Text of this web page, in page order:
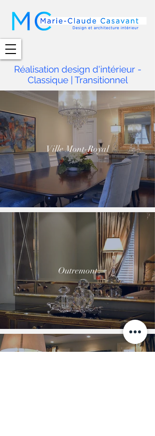
Réalisation design d'intérieur -
Classique | Transitionnel
Ville Mont-Royal
Outremont